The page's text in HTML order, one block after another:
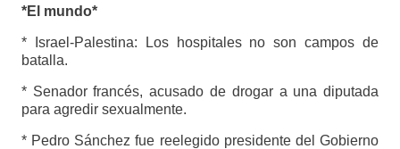
*El mundo*
* Israel-Palestina: Los hospitales no son campos de
batalla.
* Senador francés, acusado de drogar a una diputada
para agredir sexualmente.
* Pedro Sánchez fue reelegido presidente del Gobierno